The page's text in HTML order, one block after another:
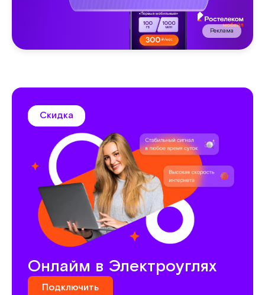
Реклама
Онлайм в Электроуглях
Подключить
Скидка